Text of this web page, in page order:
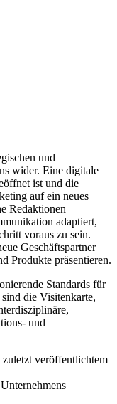
und
wider. Eine digitale
ist und die
auf ein neues
Redaktionen
adaptiert,
voraus zu sein.
Geschäftspartner
Produkte präsentieren.
Standards für
die Visitenkarte,
und
zuletzt veröffentlichtem